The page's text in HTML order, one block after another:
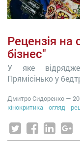
Рецензія на
бізнес"
У яке
Прямісінько у
Дмитро Сидоренко —
кінокритика
огляд